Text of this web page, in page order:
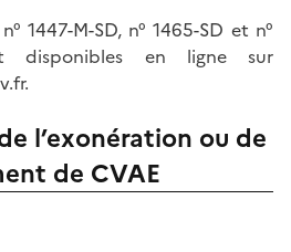
1447-M-SD, n° 1465-SD et n°
disponibles en ligne sur
l’exonération ou de
de CVAE